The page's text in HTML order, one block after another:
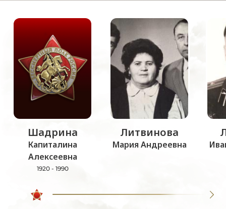
Шадрина
Капиталина
Алексеевна
1920 - 1990
Литвинова
Мария Андреевна